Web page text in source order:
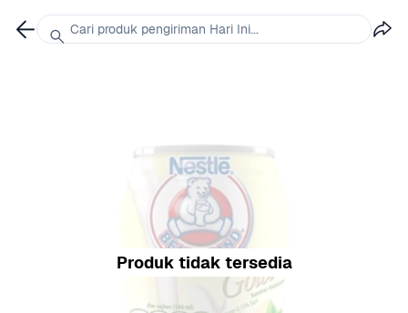
Produk tidak tersedia
Cari produk pengiriman Hari Ini...